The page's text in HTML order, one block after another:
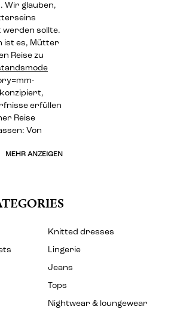
Wir glauben,
werden sollte.
ist es, Mütter
Reise zu
erfüllen
Reise
Von
MEHR ANZEIGEN
Knitted dresses
Lingerie
Jeans
Tops
Nightwear & loungewear